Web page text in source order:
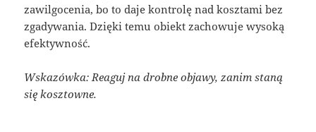
zawilgocenia, bo to daje kontrolę nad kosztami bez
zgadywania. Dzięki temu obiekt zachowuje wysoką
efektywność.
Wskazówka: Reaguj na drobne objawy, zanim staną
się kosztowne.